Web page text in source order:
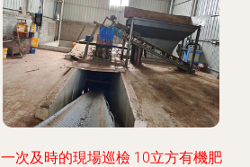
一次及時的現場巡檢 10立方有機肥